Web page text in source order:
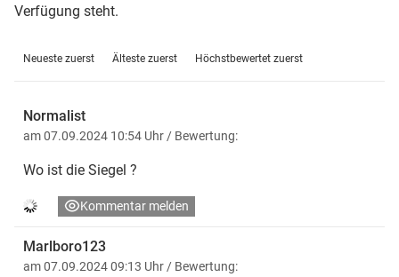
Verfügung steht.
Neueste zuerst Älteste zuerst Höchstbewertet zuerst
Normalist
am 07.09.2024 10:54 Uhr / Bewertung:
Wo ist die Siegel ?
Kommentar melden
Marlboro123
am 07.09.2024 09:13 Uhr / Bewertung: